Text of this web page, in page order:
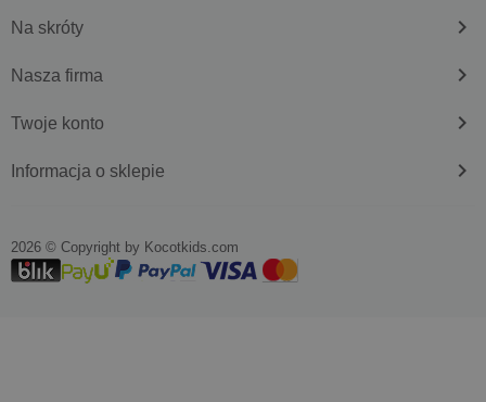
Na skróty keyboard_arrow_right
Nasza firma keyboard_arrow_right
Twoje konto keyboard_arrow_right
Informacja o sklepie keyboard_arrow_right
2026 © Copyright by kocotkids.com